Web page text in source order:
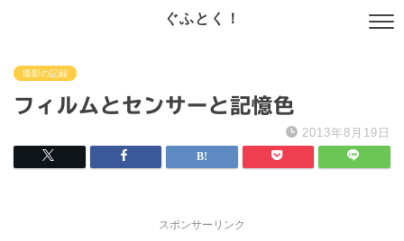
ぐふとく！
撮影の記録
フィルムとセンサーと記憶色
2013年8月19日
スポンサーリンク